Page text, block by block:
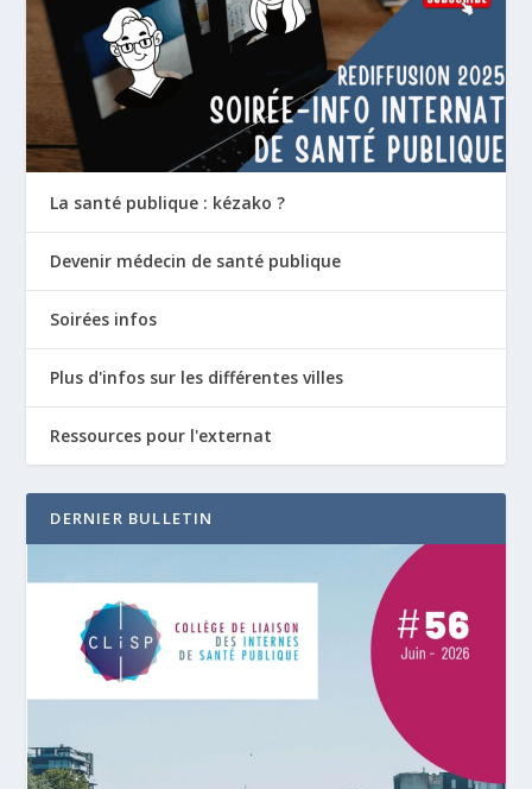
La santé publique : kézako ?
Devenir médecin de santé publique
Soirées infos
Plus d'infos sur les différentes villes
Ressources pour l'externat
DERNIER BULLETIN